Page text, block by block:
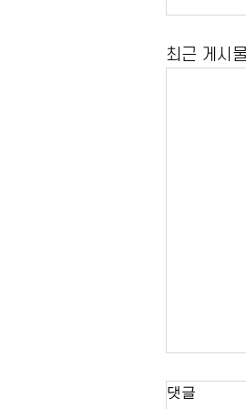
최근 게시물
댓글